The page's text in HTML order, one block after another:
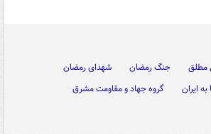
مطلق جنگ رمضان
شهدای رمضان
ایران
گروه جهاد و مقاومت مشرق